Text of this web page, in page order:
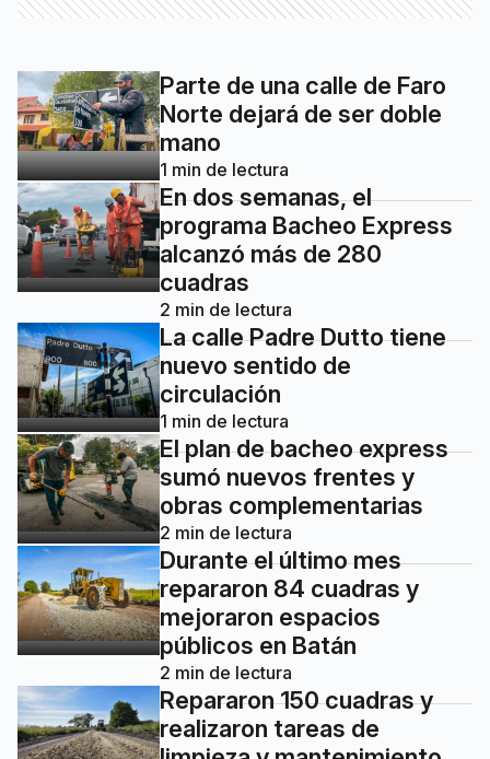
Parte de una calle de Faro
Norte dejará de ser doble
mano
1 min de lectura
En dos semanas, el
programa Bacheo Express
alcanzó más de 280
cuadras
2 min de lectura
La calle Padre Dutto tiene
nuevo sentido de
circulación
1 min de lectura
El plan de bacheo express
sumó nuevos frentes y
obras complementarias
2 min de lectura
Durante el último mes
repararon 84 cuadras y
mejoraron espacios
públicos en Batán
2 min de lectura
Repararon 150 cuadras y
realizaron tareas de